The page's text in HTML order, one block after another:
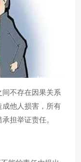
不存在因果关系
他人损害，所有
担举证责任。